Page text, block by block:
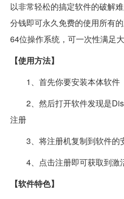
以非常轻松的搞定软件的破解
分钱即可永久免费的使用所有
64位操作系统，可一次性满足大
【使用方法】
1、首先你要安装本体软件
2、然后打开软件发现是
注册
3、将注册机复制到软件的
4、点击注册即可获取到激
【软件特色】